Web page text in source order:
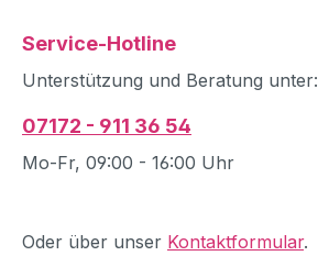
Service-Hotline
Unterstützung und Beratung unter:
07172 - 911 36 54
Mo-Fr, 09:00 - 16:00 Uhr
Oder über unser Kontaktformular.